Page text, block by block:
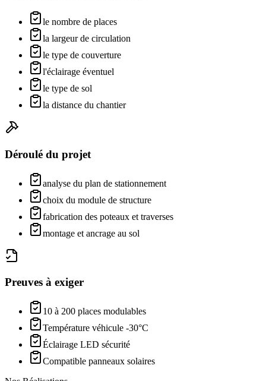
le nombre de places
la largeur de circulation
le type de couverture
l'éclairage éventuel
le type de sol
la distance du chantier
Déroulé du projet
analyse du plan de stationnement
choix du module de structure
fabrication des poteaux et traverses
montage et ancrage au sol
Preuves à exiger
10 à 200 places modulables
Température véhicule -30°C
Éclairage LED sécurité
Compatible panneaux solaires